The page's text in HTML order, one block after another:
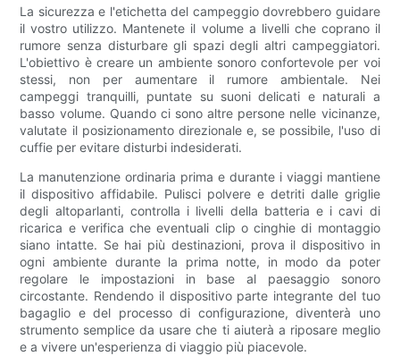
La sicurezza e l'etichetta del campeggio dovrebbero guidare
il vostro utilizzo. Mantenete il volume a livelli che coprano il
rumore senza disturbare gli spazi degli altri campeggiatori.
L'obiettivo è creare un ambiente sonoro confortevole per voi
stessi, non per aumentare il rumore ambientale. Nei
campeggi tranquilli, puntate su suoni delicati e naturali a
basso volume. Quando ci sono altre persone nelle vicinanze,
valutate il posizionamento direzionale e, se possibile, l'uso di
cuffie per evitare disturbi indesiderati.
La manutenzione ordinaria prima e durante i viaggi mantiene
il dispositivo affidabile. Pulisci polvere e detriti dalle griglie
degli altoparlanti, controlla i livelli della batteria e i cavi di
ricarica e verifica che eventuali clip o cinghie di montaggio
siano intatte. Se hai più destinazioni, prova il dispositivo in
ogni ambiente durante la prima notte, in modo da poter
regolare le impostazioni in base al paesaggio sonoro
circostante. Rendendo il dispositivo parte integrante del tuo
bagaglio e del processo di configurazione, diventerà uno
strumento semplice da usare che ti aiuterà a riposare meglio
e a vivere un'esperienza di viaggio più piacevole.